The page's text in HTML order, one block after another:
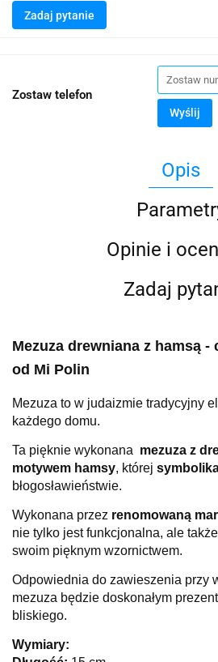
Zadaj pytanie
Zostaw telefon
Wyślij
Opis
Opinie i
Zadaj
Mezuza drewniana z hamsą
od Mi Polin
Mezuza to w judaizmie tradycyjny
każdego domu.
Ta pięknie wykonana mezuza z
motywem hamsy, której
błogosławieństwie.
Wykonana przez renomowaną
nie tylko jest funkcjonalna, ale
swoim pięknym wzornictwem.
Odpowiednia do zawieszenia przy
mezuza będzie doskonałym
bliskiego.
Wymiary: